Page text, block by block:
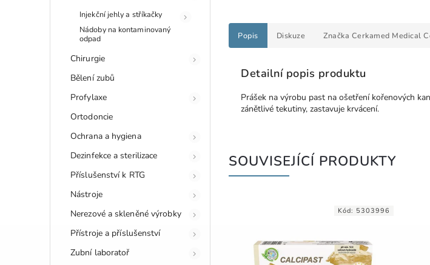
Injekční jehly a stříkačky
Nádoby na kontaminovaný
odpad
Chirurgie
Bělení zubů
Profylaxe
Ortodoncie
Ochrana a hygiena
Dezinfekce a sterilizace
Příslušenství k RTG
Nástroje
Nerezové a skleněné výrobky
Přístroje a příslušenství
Zubní laboratoř
Popis Diskuze Značka Cerkamed Medical
Detailní popis produktu
Prášek na výrobu past na ošetření kořenových
zánětlivé tekutiny, zastavuje krvácení.
SOUVISEJÍCÍ PRODUKTY
Kód: 5303996